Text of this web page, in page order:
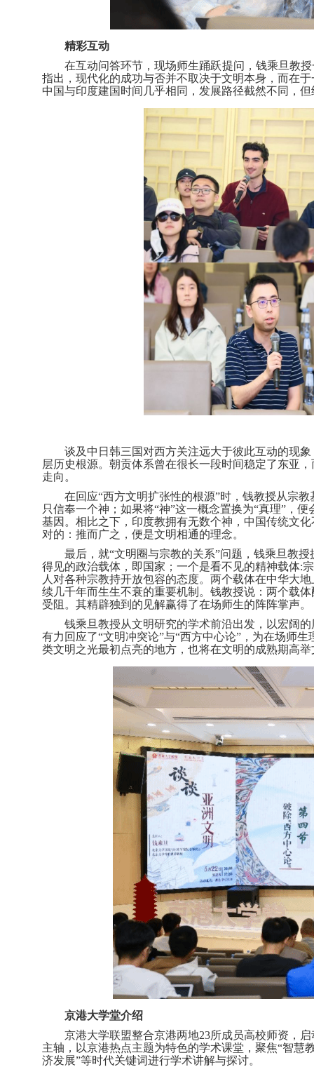
精彩互动
在互动问答环节，现场师生踊跃提问，钱乘旦教
指出，现代化的成功与否并不取决于文明本身，而在
中国与印度建国时间几乎相同，发展路径截然不同，
谈及中日韩三国对西方关注远大于彼此互动的现
层历史根源。朝贡体系曾在很长一段时间稳定了东亚
走向。
在回应“西方文明扩张性的根源”时，钱教授从宗
只信奉一个神；如果将“神”这一概念置换为“真理”，
基因。相比之下，印度教拥有无数个神，中国传统文化
对的：推而广之，便是文明相通的理念。
最后，就“文明圈与宗教的关系”问题，钱乘旦教
得见的政治载体，即国家；一个是看不见的精神载体:
人对各种宗教持开放包容的态度。 两个载体在中华大
续几千年而生生不衰的重要机制 。 钱教授说： 两个载体
受阻 。 其精辟独到的见解赢得了在场师生的阵阵掌声。
钱乘旦教授从文明研究的学术前沿出发，以宏阔
有力回应了“文明冲突论”与“西方中心论”，为在场师
类文明之光最初点亮的地方，也将在文明的成熟期高
京港大学堂介绍
京港大学联盟整合京港两地23所成员高校师资，
主轴，以京港热点主题为特色的学术课堂，聚焦“智慧
济发展”等时代关键词进行学术讲解与探讨。